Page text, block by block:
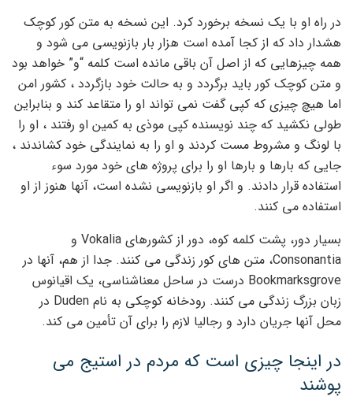
در راه او با یک نسخه برخورد کرد. این نسخه به متن کور کوچک
هشدار داد که از کجا آمده است هزار بار بازنویسی می شود و
همه چیزهایی که از اصل آن باقی مانده است کلمه “و” خواهد بود
و متن کوچک کور باید برگردد و به حالت خود بازگردد ، کشور امن
اما هیچ چیزی که کپی گفت نمی تواند او را متقاعد کند و بنابراین
طولی نکشید که چند نویسنده کپی موذی به کمین او رفتند ، او را
با لونگ و مشروط مست کردند و او را به نمایندگی خود کشاندند ،
جایی که بارها و بارها او را برای پروژه های خود مورد سوء
استفاده قرار دادند. و اگر او بازنویسی نشده است، آنها هنوز از او
استفاده می کنند.
بسیار دور، پشت کلمه کوه، دور از کشورهای Vokalia و
Consonantia، متن های کور زندگی می کنند. جدا از هم، آنها در
Bookmarksgrove درست در ساحل معناشناسی، یک اقیانوس
زبان بزرگ زندگی می کنند. رودخانه کوچکی به نام Duden در
محل آنها جریان دارد و رجالیا لازم را برای آن تأمین می کند.
در اینجا چیزی است که مردم در استیج می
پوشند